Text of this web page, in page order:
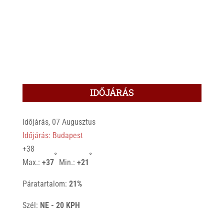
IDŐJÁRÁS
Időjárás, 07 Augusztus
Időjárás: Budapest
+38
Max.: +37
°
Min.: +21
°
Páratartalom: 21%
Szél: NE - 20 KPH